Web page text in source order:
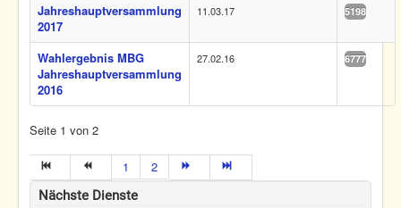
Jahreshauptversammlung
2017
11.03.17 5198
Wahlergebnis MBG
Jahreshauptversammlung
2016
27.02.16 6777
Seite 1 von 2
1 2
Nächste Dienste